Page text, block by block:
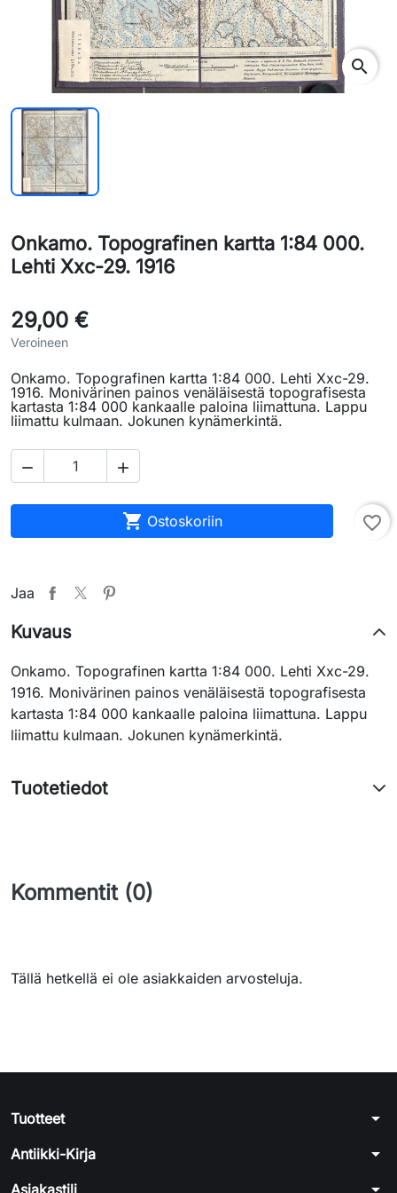
search
Onkamo. Topografinen kartta 1:84 000.
Lehti Xxc-29. 1916
29,00 €
Veroineen
Onkamo. Topografinen kartta 1:84 000. Lehti Xxc-29.
1916. Monivärinen painos venäläisestä topografisesta
kartasta 1:84 000 kankaalle paloina liimattuna. Lappu
liimattu kulmaan. Jokunen kynämerkintä.
 
 Ostoskoriin favorite_border
Jaa
Kuvaus
Onkamo. Topografinen kartta 1:84 000. Lehti Xxc-29.
1916. Monivärinen painos venäläisestä topografisesta
kartasta 1:84 000 kankaalle paloina liimattuna. Lappu
liimattu kulmaan. Jokunen kynämerkintä.
Tuotetiedot
Kommentit (0)
Tällä hetkellä ei ole asiakkaiden arvosteluja.
Tuotteet arrow_drop_down
Antiikki-Kirja arrow_drop_down